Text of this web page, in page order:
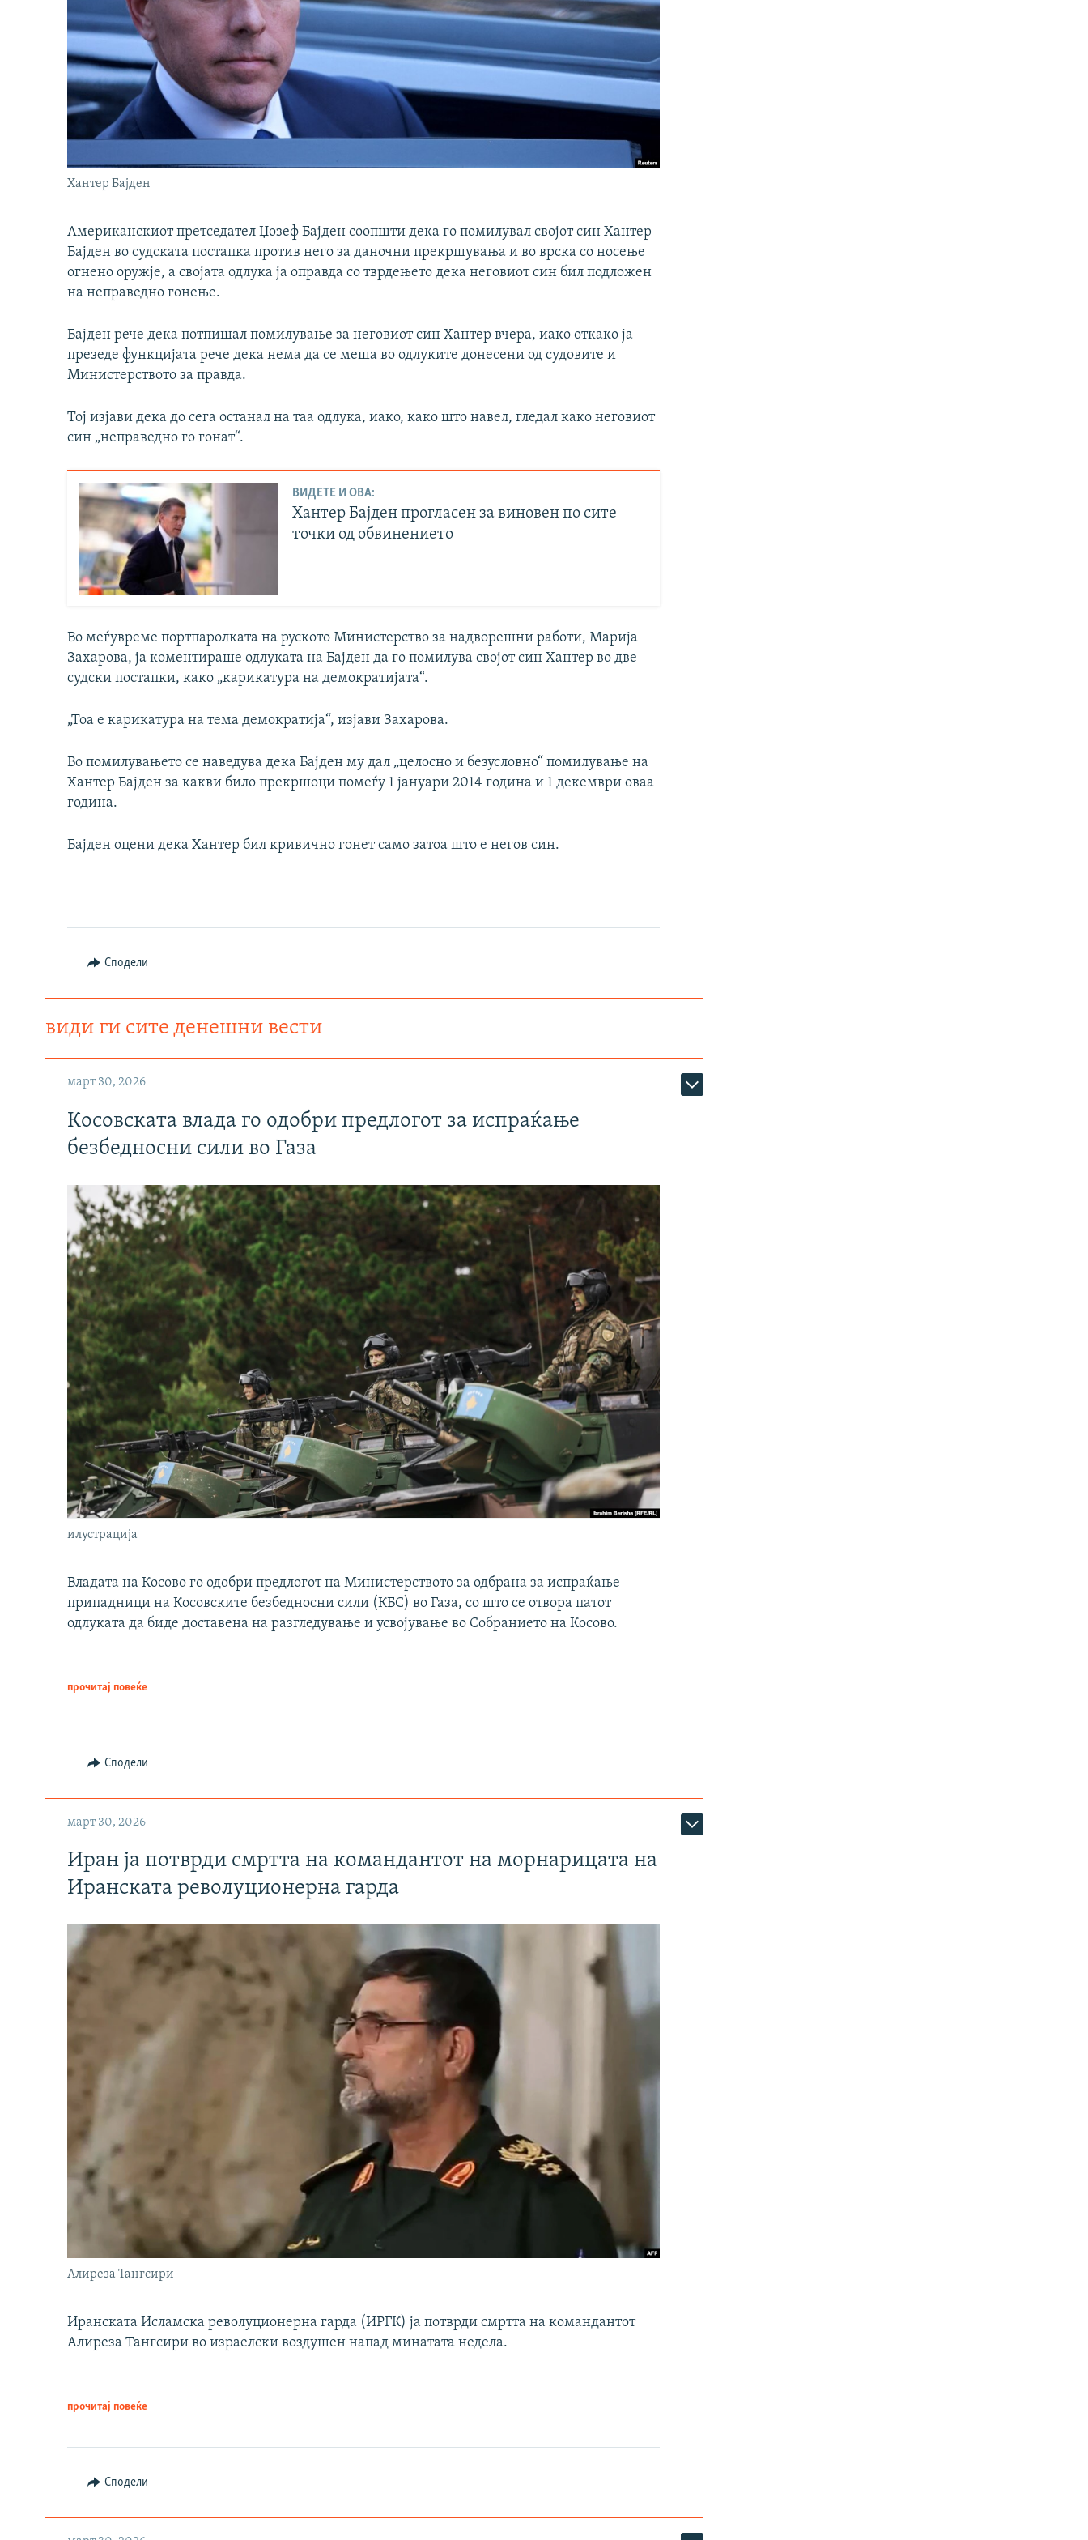
Хантер Бајден
Американскиот претседател Џозеф Бајден соопшти дека го помилувал својот син Хантер
Бајден во судската постапка против него за даночни прекршувања и во врска со носење
огнено оружје, а својата одлука ја оправда со тврдењето дека неговиот син бил подложен
на неправедно гонење.
Бајден рече дека потпишал помилување за неговиот син Хантер вчера, иако откако ја
презеде функцијата рече дека нема да се меша во одлуките донесени од судовите и
Министерството за правда.
Тој изјави дека до сега останал на таа одлука, иако, како што навел, гледал како неговиот
син „неправедно го гонат“.
ВИДЕТЕ И ОВА:
Хантер Бајден прогласен за виновен по сите
точки од обвинението
Во меѓувреме портпаролката на руското Министерство за надворешни работи, Марија
Захарова, ја коментираше одлуката на Бајден да го помилува својот син Хантер во две
судски постапки, како „карикатура на демократијата“.
„Тоа е карикатура на тема демократија“, изјави Захарова.
Во помилувањето се наведува дека Бајден му дал „целосно и безусловно“ помилување на
Хантер Бајден за какви било прекршоци помеѓу 1 јануари 2014 година и 1 декември оваа
година.
Бајден оцени дека Хантер бил кривично гонет само затоа што е негов син.
Сподели
види ги сите денешни вести
март 30, 2026
Косовската влада го одобри предлогот за испраќање
безбедносни сили во Газа
илустрација
Владата на Косово го одобри предлогот на Министерството за одбрана за испраќање
припадници на Косовските безбедносни сили (КБС) во Газа, со што се отвора патот
одлуката да биде доставена на разгледување и усвојување во Собранието на Косово.
прочитај повеќе
Сподели
март 30, 2026
Иран ја потврди смртта на командантот на морнарицата на
Иранската револуционерна гарда
Алиреза Тангсири
Иранската Исламска револуционерна гарда (ИРГК) ја потврди смртта на командантот
Алиреза Тангсири во израелски воздушен напад минатата недела.
прочитај повеќе
Сподели